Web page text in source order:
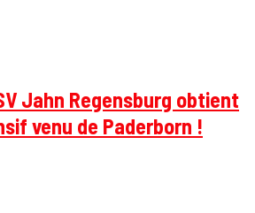
Jahn Regensburg obtient
venu de Paderborn !